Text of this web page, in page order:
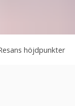
höjdpunkter